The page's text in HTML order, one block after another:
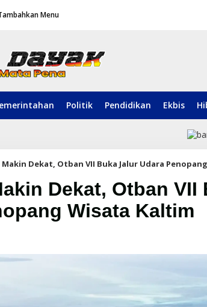
Menu
Politik Pendidikan Ekbis
Dekat, Otban VII Buka Jalur Udara
Dekat, Otban VII
Wisata Kaltim